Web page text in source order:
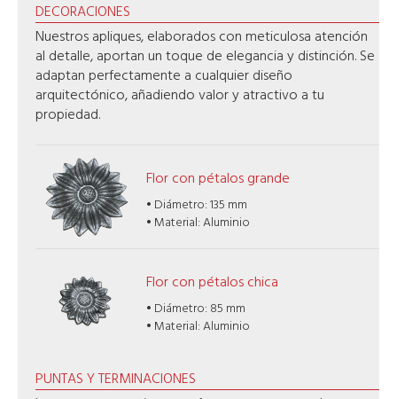
DECORACIONES
Nuestros apliques, elaborados con meticulosa atención
al detalle, aportan un toque de elegancia y distinción. Se
adaptan perfectamente a cualquier diseño
arquitectónico, añadiendo valor y atractivo a tu
propiedad.
Flor con pétalos grande
• Diámetro: 135 mm
• Material: Aluminio
Flor con pétalos chica
• Diámetro: 85 mm
• Material: Aluminio
PUNTAS Y TERMINACIONES